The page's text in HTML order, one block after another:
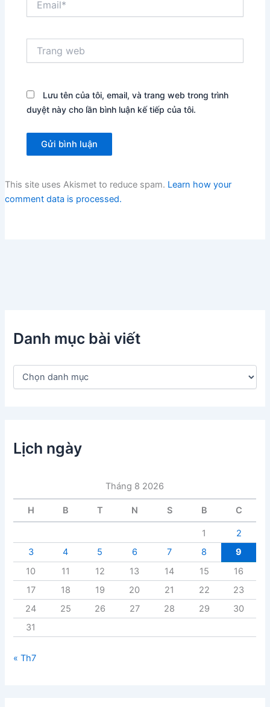
web
Lưu tên của tôi, email, và trang web trong trình
duyệt này cho lần bình luận kế tiếp của tôi.
This site uses Akismet to reduce spam. Learn how your
comment data is processed.
Danh mục bài viết
D
c
b
i
Lịch ngày
Tháng 8 2026
H B T N S B C
1
2
3
4 5 6 7 8
9
10
11 12 13 14 15
16
17
18 19 20 21 22
23
24
25 26 27 28 29
30
31
« Th7